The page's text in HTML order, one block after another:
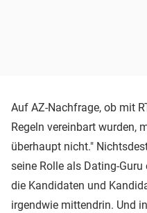
Auf AZ-Nachfrage, ob mit
Regeln vereinbart wurden,
überhaupt nicht."
seine Rolle als Dating-
die Kandidaten und
irgendwie mittendrin. Und